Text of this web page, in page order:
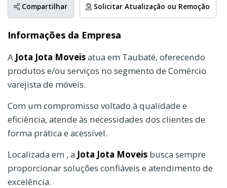
Compartilhar Solicitar Atualização ou Remoção
Informações da Empresa
A Jota Jota Moveisatua em Taubaté, oferecendo
produtos e/ou serviços no segmento de Comércio
varejista de móveis.
Com um compromisso voltado à qualidade e
eficiência, atende às necessidades dos clientes de
forma prática e acessível.
Localizada em , a Jota Jota Moveis busca sempre
proporcionar soluções confiáveis e atendimento de
excelência.